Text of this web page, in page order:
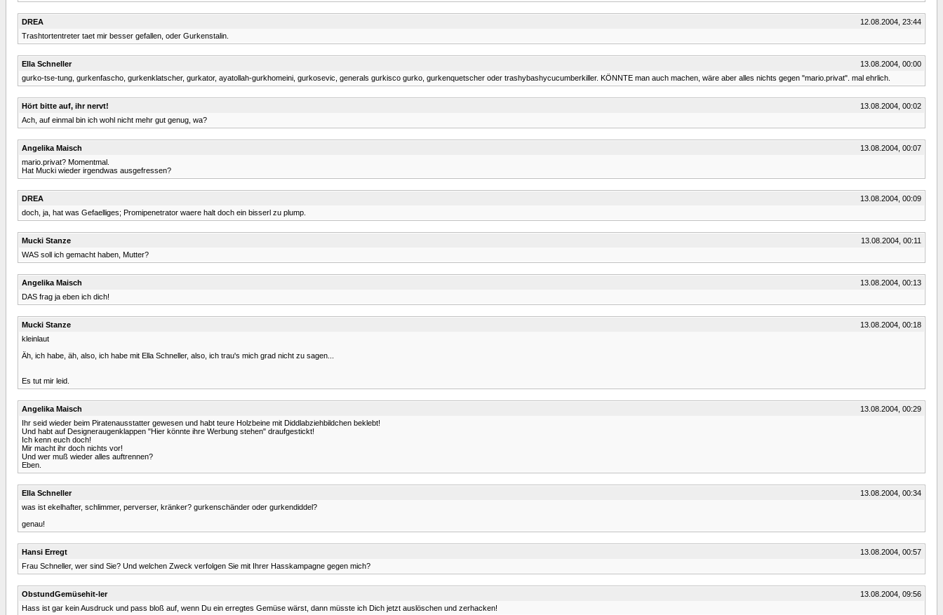
DREA
12.08.2004, 23:44
Trashtortentreter taet mir besser gefallen, oder Gurkenstalin.
Ella Schneller
13.08.2004, 00:00
gurko-tse-tung, gurkenfascho, gurkenklatscher, gurkator, ayatollah-gurkhomeini, gurkosevic, generals gurkisco gurko, gurkenquetscher oder trashybashycucumberkiller. KÖNNTE man auch machen, wäre aber alles nichts gegen "mario.privat". mal ehrlich.
Hört bitte auf, ihr nervt!
13.08.2004, 00:02
Ach, auf einmal bin ich wohl nicht mehr gut genug, wa?
Angelika Maisch
13.08.2004, 00:07
mario.privat? Momentmal.
Hat Mucki wieder irgendwas ausgefressen?
DREA
13.08.2004, 00:09
doch, ja, hat was Gefaelliges; Promipenetrator waere halt doch ein bisserl zu plump.
Mucki Stanze
13.08.2004, 00:11
WAS soll ich gemacht haben, Mutter?
Angelika Maisch
13.08.2004, 00:13
DAS frag ja eben ich dich!
Mucki Stanze
13.08.2004, 00:18
kleinlaut
Äh, ich habe, äh, also, ich habe mit Ella Schneller, also, ich trau's mich grad nicht zu sagen...
Es tut mir leid.
Angelika Maisch
13.08.2004, 00:29
Ihr seid wieder beim Piratenausstatter gewesen und habt teure Holzbeine mit Diddlabziehbildchen beklebt!
Und habt auf Designeraugenklappen "Hier könnte ihre Werbung stehen" draufgestickt!
Ich kenn euch doch!
Mir macht ihr doch nichts vor!
Und wer muß wieder alles auftrennen?
Eben.
Ella Schneller
13.08.2004, 00:34
was ist ekelhafter, schlimmer, perverser, kränker? gurkenschänder oder gurkendiddel?
genau!
Hansi Erregt
13.08.2004, 00:57
Frau Schneller, wer sind Sie? Und welchen Zweck verfolgen Sie mit Ihrer Hasskampagne gegen mich?
ObstundGemüsehit-ler
13.08.2004, 09:56
Hass ist gar kein Ausdruck und pass bloß auf, wenn Du ein erregtes Gemüse wärst, dann müsste ich Dich jetzt auslöschen und zerhacken!